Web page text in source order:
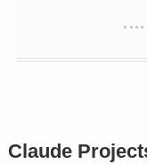
Claude